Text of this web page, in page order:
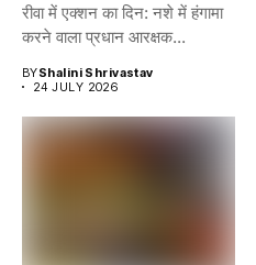
रीवा में एक्शन का दिन: नशे में हंगामा
करने वाला प्रधान आरक्षक...
BYShalini Shrivastav
24 JULY 2026